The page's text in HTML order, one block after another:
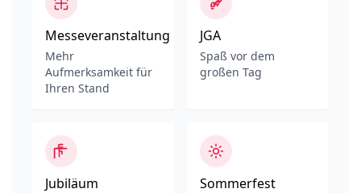
Messeveranstaltung
Mehr
Aufmerksamkeit für
Ihren Stand
JGA
Spaß vor dem
großen Tag
Jubiläum Sommerfest